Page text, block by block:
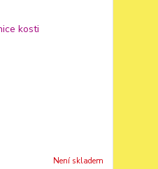
Není skladem